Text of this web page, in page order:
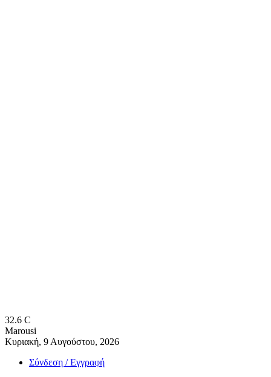
32.6 C
Marousi
Κυριακή, 9 Αυγούστου, 2026
Σύνδεση / Εγγραφή